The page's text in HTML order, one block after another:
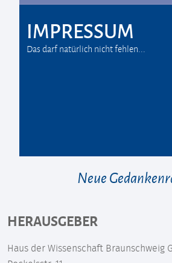
IMPRESSUM
Das darf natürlich nicht fehlen...
Neue
HERAUSGEBER
Haus der Wissenschaft Braunschweig